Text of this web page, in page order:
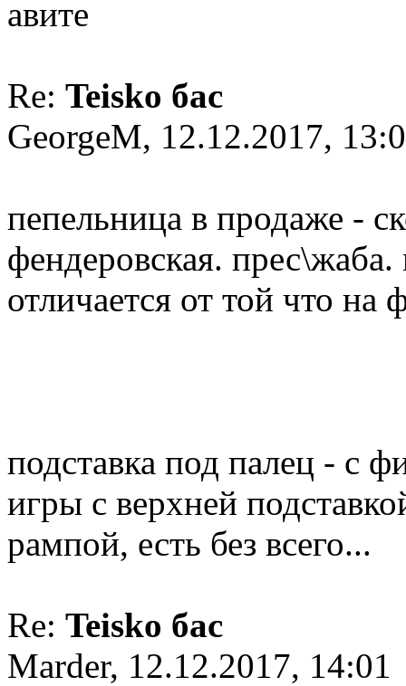
авите
Re: Teisko бас
GeorgeM, 12.12.2017,
пепельница в продаже -
фендеровская.
отличается от той что на
подставка под палец - с
игры с верхней
рампой, есть без всего...
Re: Teisko бас
Marder, 12.12.2017, 14:01